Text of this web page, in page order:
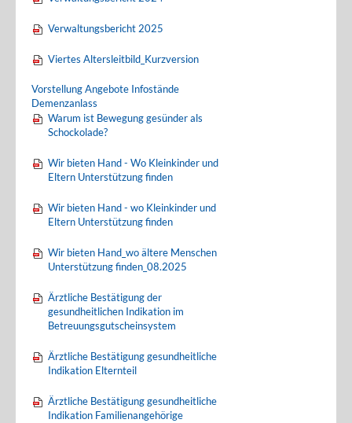
Verwaltungsbericht 2025
Viertes Altersleitbild_Kurzversion
Vorstellung Angebote Infostände
Demenzanlass
Warum ist Bewegung gesünder als
Schockolade?
Wir bieten Hand - Wo Kleinkinder und
Eltern Unterstützung finden
Wir bieten Hand - wo Kleinkinder und
Eltern Unterstützung finden
Wir bieten Hand_wo ältere Menschen
Unterstützung finden_08.2025
Ärztliche Bestätigung der
gesundheitlichen Indikation im
Betreuungsgutscheinsystem
Ärztliche Bestätigung gesundheitliche
Indikation Elternteil
Ärztliche Bestätigung gesundheitliche
Indikation Familienangehörige